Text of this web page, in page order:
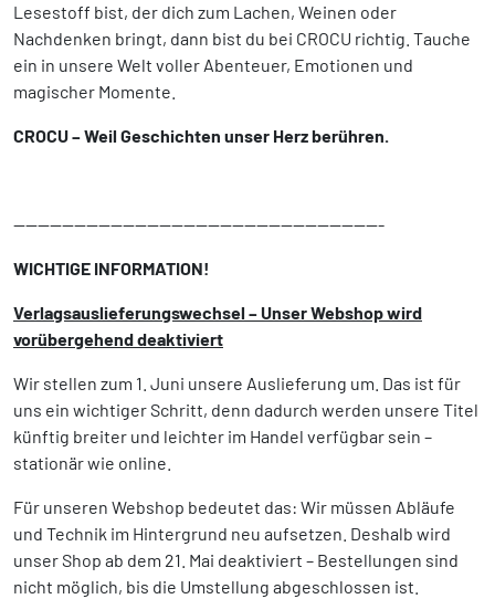
Lesestoff bist, der dich zum Lachen, Weinen oder
Nachdenken bringt, dann bist du bei CROCU richtig. Tauche
ein in unsere Welt voller Abenteuer, Emotionen und
magischer Momente.
CROCU – Weil Geschichten unser Herz berühren.
-------------------------------------------------------------
WICHTIGE INFORMATION!
Verlagsauslieferungswechsel – Unser Webshop wird
vorübergehend deaktiviert
Wir stellen zum 1. Juni unsere Auslieferung um. Das ist für
uns ein wichtiger Schritt, denn dadurch werden unsere Titel
künftig breiter und leichter im Handel verfügbar sein –
stationär wie online.
Für unseren Webshop bedeutet das: Wir müssen Abläufe
und Technik im Hintergrund neu aufsetzen. Deshalb wird
unser Shop ab dem 21. Mai deaktiviert – Bestellungen sind
nicht möglich, bis die Umstellung abgeschlossen ist.